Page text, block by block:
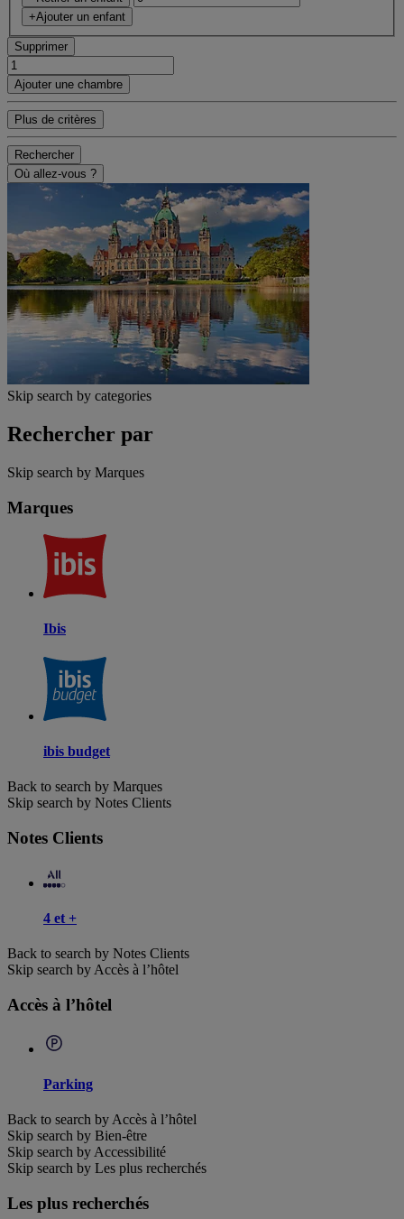
+Ajouter un enfant
Supprimer
Ajouter une chambre
Plus de critères
Rechercher
Où allez-vous ?
Skip search by categories
Rechercher par
Skip search by Marques
Marques
Ibis
ibis budget
Back to search by Marques
Skip search by Notes Clients
Notes Clients
4 et +
Back to search by Notes Clients
Skip search by Accès à l’hôtel
Accès à l’hôtel
Parking
Back to search by Accès à l’hôtel
Skip search by Bien-être
Skip search by Accessibilité
Skip search by Les plus recherchés
Les plus recherchés